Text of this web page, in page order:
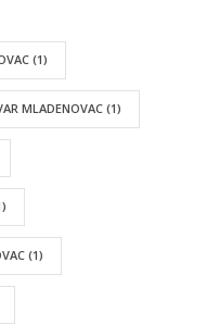
(1)
MLADENOVAC(1)
(1)